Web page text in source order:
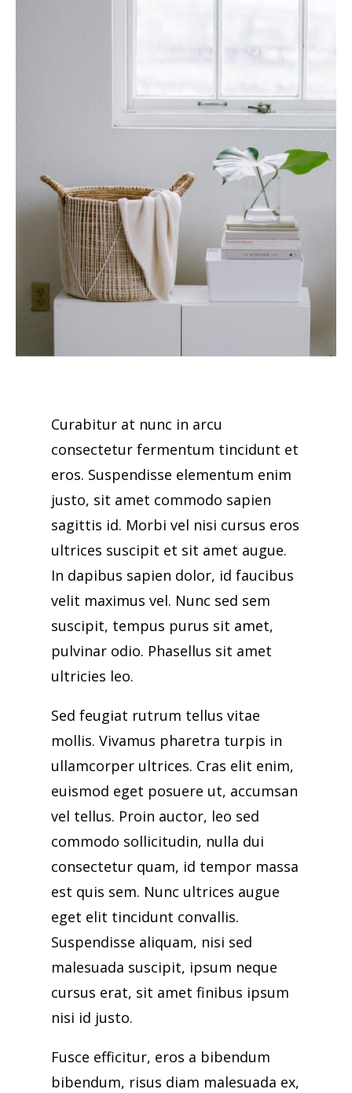
Curabitur at nunc in arcu
consectetur fermentum tincidunt et
eros. Suspendisse elementum enim
justo, sit amet commodo sapien
sagittis id. Morbi vel nisi cursus eros
ultrices suscipit et sit amet augue.
In dapibus sapien dolor, id faucibus
velit maximus vel. Nunc sed sem
suscipit, tempus purus sit amet,
pulvinar odio. Phasellus sit amet
ultricies leo.
Sed feugiat rutrum tellus vitae
mollis. Vivamus pharetra turpis in
ullamcorper ultrices. Cras elit enim,
euismod eget posuere ut, accumsan
vel tellus. Proin auctor, leo sed
commodo sollicitudin, nulla dui
consectetur quam, id tempor massa
est quis sem. Nunc ultrices augue
eget elit tincidunt convallis.
Suspendisse aliquam, nisi sed
malesuada suscipit, ipsum neque
cursus erat, sit amet finibus ipsum
nisi id justo.
Fusce efficitur, eros a bibendum
bibendum, risus diam malesuada ex,